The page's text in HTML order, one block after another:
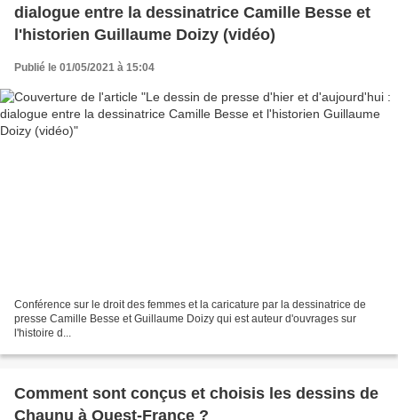
dialogue entre la dessinatrice Camille Besse et
l'historien Guillaume Doizy (vidéo)
Publié le 01/05/2021 à 15:04
Conférence sur le droit des femmes et la caricature par la dessinatrice de
presse Camille Besse et Guillaume Doizy qui est auteur d'ouvrages sur
l'histoire d...
Comment sont conçus et choisis les dessins de
Chaunu à Ouest-France ?